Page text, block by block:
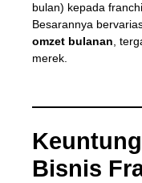
bulan) kepada
Besarannya
omzet bulanan,
merek.
Bisnis